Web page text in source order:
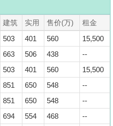
建筑 实用 售价(万)
租金
503 401 560
15,500
663 506 438
--
503 401 560
15,500
851 650 548
--
851 650 548
--
694 554 468 --